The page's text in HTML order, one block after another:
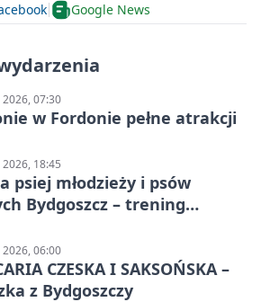
Google News
07:30
w Fordonie pełne atrakcji
18:45
psiej młodzieży i psów
Bydgoszcz – trening
06:00
CZESKA I SAKSOŃSKA –
z Bydgoszczy